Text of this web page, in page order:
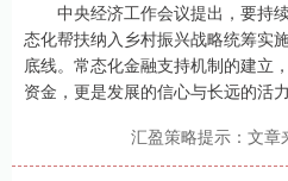
中央经济工作会议提出，要持
态化帮扶纳入乡村振兴战略统筹实
底线。常态化金融支持机制的建立
资金，更是发展的信心与长远的活力
汇盈策略提示：文章